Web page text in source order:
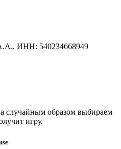
ИНН: 540234668949
случайным образом выбираем
игру.